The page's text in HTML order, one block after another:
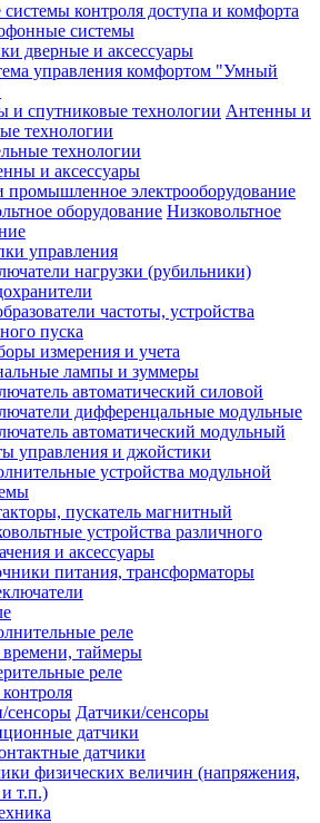
контроля доступа и комфорта
системы
дверные и аксессуары
управления комфортом "Умный
Антенны и
технологии
технологии
и аксессуары
промышленное электрооборудование
Низковольтное
управления
нагрузки (рубильники)
частоты, устройства
пуска
измерения и учета
лампы и зуммеры
автоматический силовой
дифференцальные модульные
автоматический модульный
управления и джойстики
устройства модульной
пускатель магнитный
устройства различного
и аксессуары
питания, трансформаторы
реле
времени, таймеры
реле
Датчики/сенсоры
датчики
датчики
физических величин (напряжения,
т.п.)